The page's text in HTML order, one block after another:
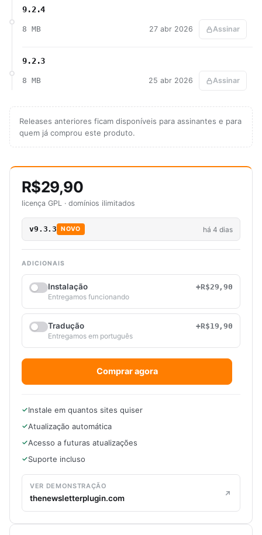
9.2.4
8 MB 27 abr 2026 Assinar
9.2.3
8 MB 25 abr 2026 Assinar
Releases anteriores ficam disponíveis para assinantes e para
quem já comprou este produto.
R$29,90
licença GPL · domínios ilimitados
v9.3.3 NOVO há 4 dias
ADICIONAIS
Instalação
+R$29,90
Entregamos funcionando
Tradução
+R$19,90
Entregamos em português
Comprar agora
Instale em quantos sites quiser
Atualização automática
Acesso a futuras atualizações
Suporte incluso
VER DEMONSTRAÇÃO
thenewsletterplugin.com